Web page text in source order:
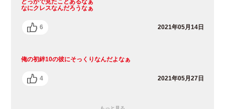
なにクレスなんだろうなぁ
6 2021年05月14日
俺の初絆10の彼にそっくりなんだよなぁ
4 2021年05月27日